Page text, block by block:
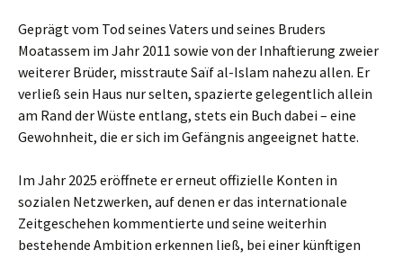
Geprägt vom Tod seines Vaters und seines Bruders
Moatassem im Jahr 2011 sowie von der Inhaftierung zweier
weiterer Brüder, misstraute Saïf al-Islam nahezu allen. Er
verließ sein Haus nur selten, spazierte gelegentlich allein
am Rand der Wüste entlang, stets ein Buch dabei – eine
Gewohnheit, die er sich im Gefängnis angeeignet hatte.
Im Jahr 2025 eröffnete er erneut offizielle Konten in
sozialen Netzwerken, auf denen er das internationale
Zeitgeschehen kommentierte und seine weiterhin
bestehende Ambition erkennen ließ, bei einer künftigen